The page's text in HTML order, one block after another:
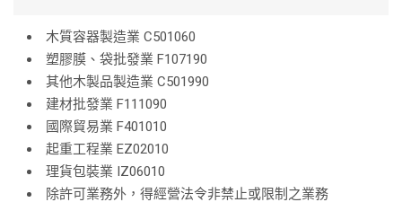
木質容器製造業 C501060
塑膠膜、袋批發業 F107190
其他木製品製造業 C501990
建材批發業 F111090
國際貿易業 F401010
起重工程業 EZ02010
理貨包裝業 IZ06010
除許可業務外，得經營法令非禁止或限制之業務